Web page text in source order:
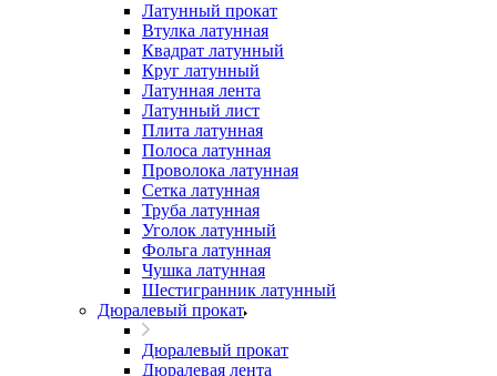
Латунный прокат
Втулка латунная
Квадрат латунный
Круг латунный
Латунная лента
Латунный лист
Плита латунная
Полоса латунная
Проволока латунная
Сетка латунная
Труба латунная
Уголок латунный
Фольга латунная
Чушка латунная
Шестигранник латунный
Дюралевый прокат
Дюралевый прокат
Дюралевая лента